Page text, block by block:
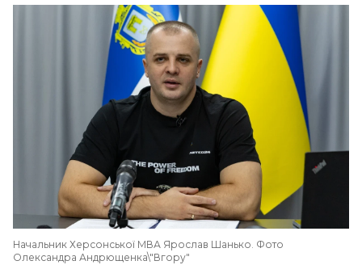
Начальник Херсонської МВА Ярослав Шанько. Фото
Олександра Андрющенка\"Вгору"